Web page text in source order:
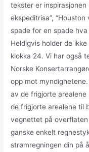
tekster er
ekspeditrisa”,
spade for en spade
Heldigvis holder de
klokka 24. Vi har også
Norske
opp mot
av de frigjorte
de frigjorte arealene til
vegnettet på
ganske enkelt
strømregningen din på